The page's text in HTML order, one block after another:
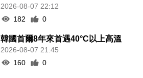
2026-08-07 22:12
182
0
韓國首爾8年來首遇40°C以上高溫
2026-08-07 21:45
160
0